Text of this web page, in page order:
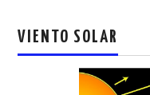
VIENTO SOLAR